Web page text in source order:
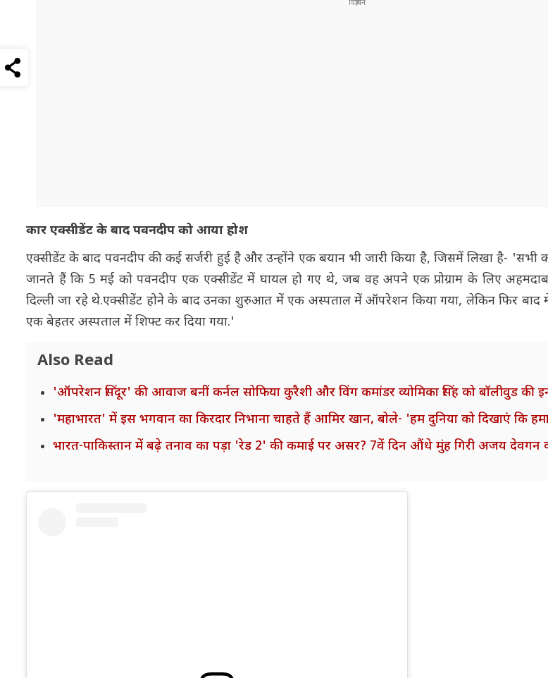
कार एक्सीडेंट के बाद पवनदीप को आया होश
एक्सीडेंट के बाद पवनदीप की कई सर्जरी हुई है और उन्होंने एक बयान भी जारी किया है, जिसमें लिखा है-
जानते हैं कि 5 मई को पवनदीप एक एक्सीडेंट में घायल हो गए थे, जब वह अपने एक प्रोग्राम के लिए
दिल्ली जा रहे थे.एक्सीडेंट होने के बाद उनका शुरुआत में एक अस्पताल में ऑपरेशन किया गया, लेकिन फिर बाद
एक बेहतर अस्पताल में शिफ्ट कर दिया गया.'
Also Read
'ऑपरेशन सिंदूर' की आवाज बनीं कर्नल सोफिया कुरैशी और विंग कमांडर व्योमिका सिंह को बॉलीवुड की
'महाभारत' में इस भगवान का किरदार निभाना चाहते हैं आमिर खान, बोले- 'हम दुनिया को दिखाएं कि
भारत-पाकिस्तान में बढ़े तनाव का पड़ा 'रेड 2' की कमाई पर असर? 7वें दिन औंधे मुंह गिरी अजय देवगन